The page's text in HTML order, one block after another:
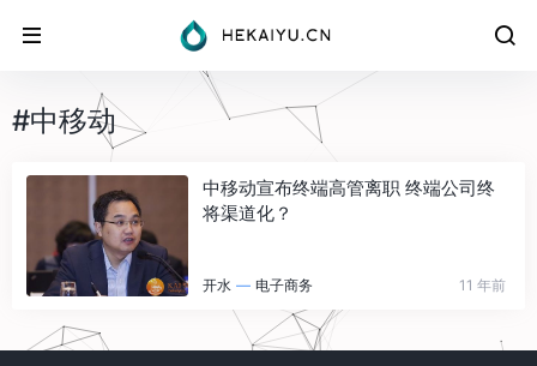
#中移动
中移动宣布终端高管离职 终端公司终
将渠道化？
开水 — 电子商务 11 年前